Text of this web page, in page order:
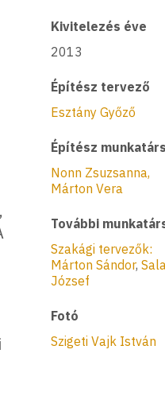
Kivitelezés éve
2013
Építész tervező
Esztány Győző
Építész
Nonn Zsuzsanna,
Márton Vera
További
Szakági tervezők:
Márton Sándor,
József
Fotó
Szigeti Vajk István